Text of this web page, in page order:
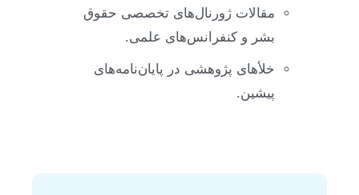
مقالات ژورنال‌های تخصصی حقوق
بشر و کنفرانس‌های علمی.
خلأهای پژوهشی در پایان‌نامه‌های
پیشین.